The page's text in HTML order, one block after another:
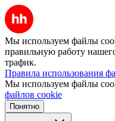
Мы используем файлы
правильную работу
трафик.
Правила использования
Мы используем файлы
файлов cookie
Понятно